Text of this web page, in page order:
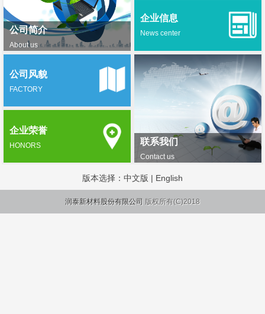
公司简介
About us
企业信息
News center
联系我们
Contact us
公司风貌
FACTORY
企业荣誉
HONORS
版本选择： 中文版 | English
润泰新材料股份有限公司 版权所有(C)2018